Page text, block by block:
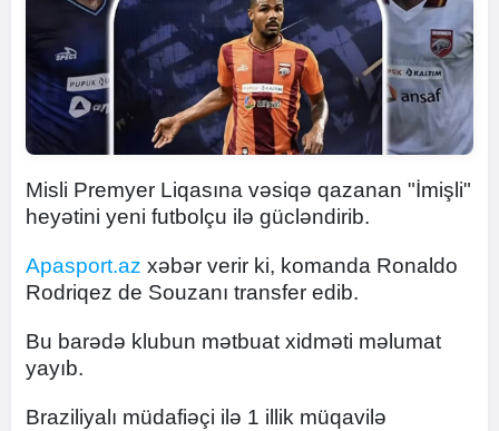
Misli Premyer Liqasına vəsiqə qazanan "İmişli"
heyətini yeni futbolçu ilə gücləndirib.
Apasport.az xəbər verir ki, komanda Ronaldo
Rodriqez de Souzanı transfer edib.
Bu barədə klubun mətbuat xidməti məlumat
yayıb.
Braziliyalı müdafiəçi ilə 1 illik müqavilə